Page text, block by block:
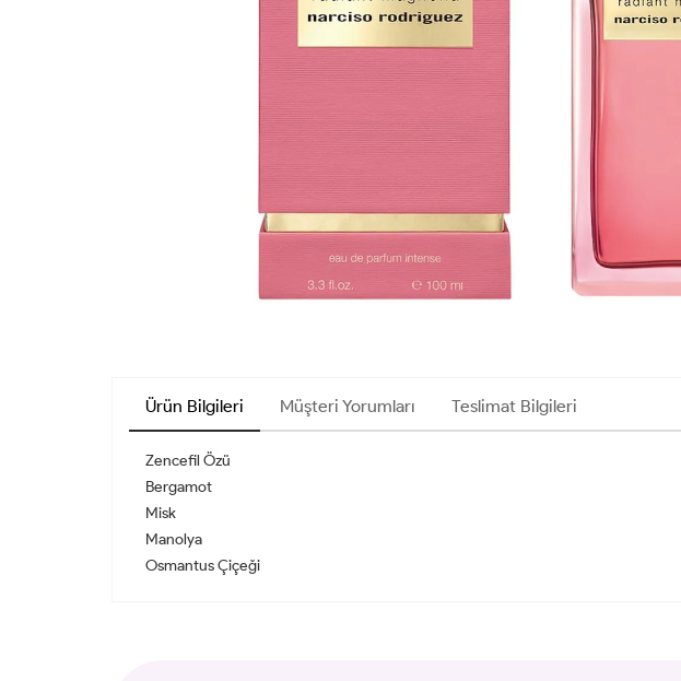
Ürün Bilgileri Müşteri Yorumları Teslimat Bilgileri
Zencefil Özü
Bergamot
Misk
Manolya
Osmantus Çiçeği